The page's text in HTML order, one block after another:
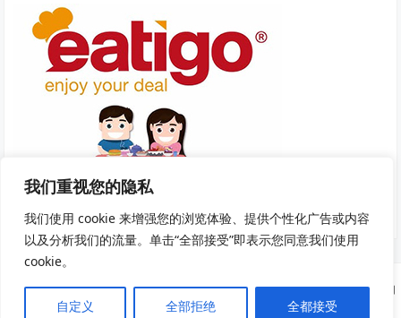
我们重视您的隐私
我们使用 cookie 来增强您的浏览体验、提供个性化广告或内容
以及分析我们的流量。单击“全部接受”即表示您同意我们使用
cookie。
自定义 全部拒绝 全都接受
Copyright © 2025我去旅游·隐私政策|服务条款和条件· 网站部分资源来自
互联网及公开渠道，如有侵权请及时联系我们